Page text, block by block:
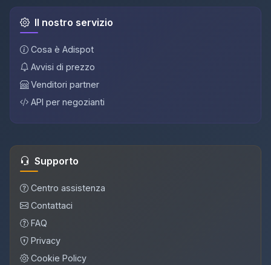
Il nostro servizio
Cosa è Adispot
Avvisi di prezzo
Venditori partner
API per negozianti
Supporto
Centro assistenza
Contattaci
FAQ
Privacy
Cookie Policy